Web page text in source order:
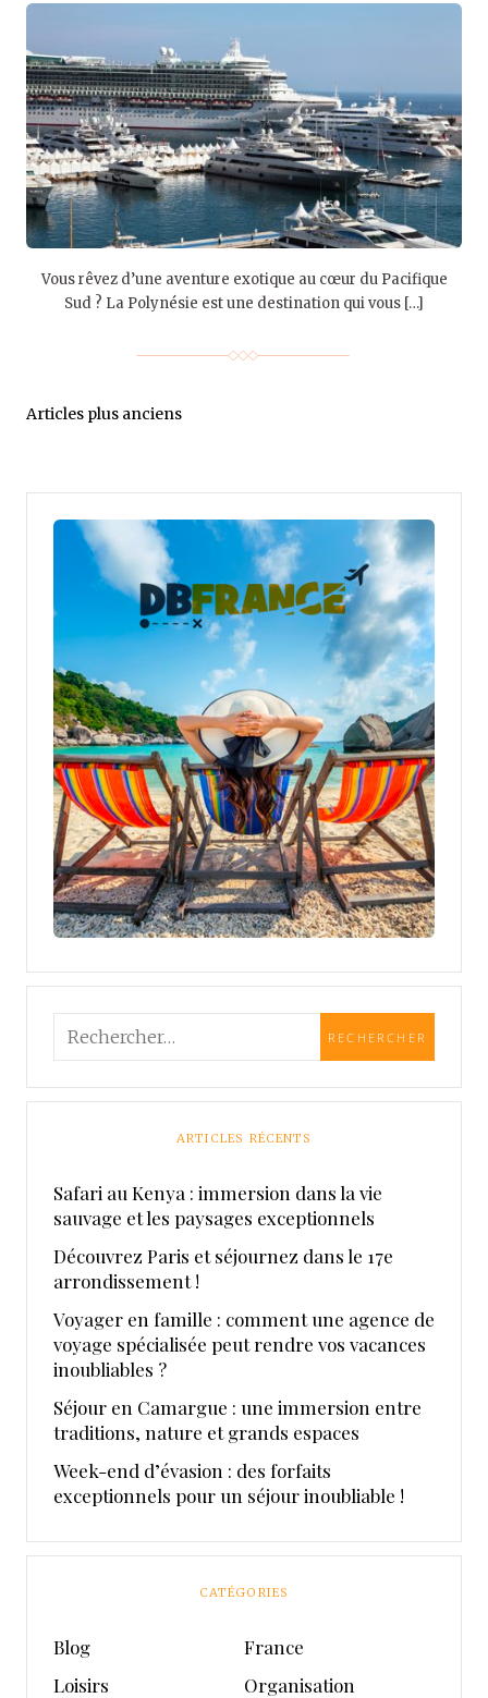
Vous rêvez d’une aventure exotique au cœur du Pacifique
Sud ? La Polynésie est une destination qui vous […]
Articles plus anciens
ARTICLES RÉCENTS
Safari au Kenya : immersion dans la vie
sauvage et les paysages exceptionnels
Découvrez Paris et séjournez dans le 17e
arrondissement !
Voyager en famille : comment une agence de
voyage spécialisée peut rendre vos vacances
inoubliables ?
Séjour en Camargue : une immersion entre
traditions, nature et grands espaces
Week-end d’évasion : des forfaits
exceptionnels pour un séjour inoubliable !
CATÉGORIES
Blog
France
Loisirs
Organisation